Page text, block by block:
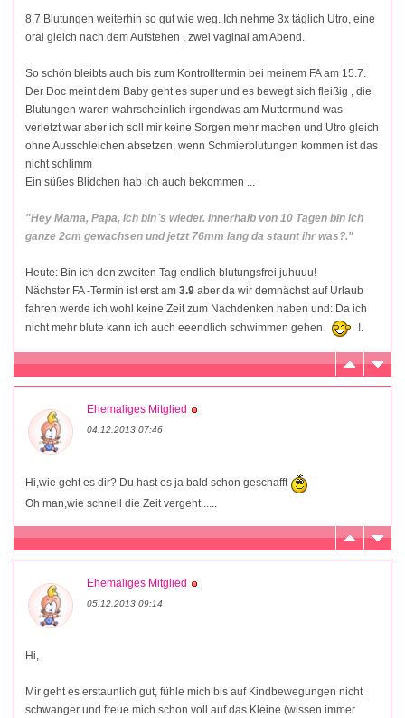
8.7 Blutungen weiterhin so gut wie weg. Ich nehme 3x täglich Utro, eine
oral gleich nach dem Aufstehen , zwei vaginal am Abend.
So schön bleibts auch bis zum Kontrolltermin bei meinem FA am 15.7.
Der Doc meint dem Baby geht es super und es bewegt sich fleißig , die
Blutungen waren wahrscheinlich irgendwas am Muttermund was
verletzt war aber ich soll mir keine Sorgen mehr machen und Utro gleich
ohne Ausschleichen absetzen, wenn Schmierblutungen kommen ist das
nicht schlimm
Ein süßes Blidchen hab ich auch bekommen ...
"Hey Mama, Papa, ich bin´s wieder. Innerhalb von 10 Tagen bin ich
ganze 2cm gewachsen und jetzt 76mm lang da staunt ihr was?."
Heute: Bin ich den zweiten Tag endlich blutungsfrei juhuuu!
Nächster FA -Termin ist erst am 3.9 aber da wir demnächst auf Urlaub
fahren werde ich wohl keine Zeit zum Nachdenken haben und: Da ich
nicht mehr blute kann ich auch eeendlich schwimmen gehen
!.
Ehemaliges Mitglied
04.12.2013 07:46
Hi,wie geht es dir? Du hast es ja bald schon geschafft
Oh man,wie schnell die Zeit vergeht......
Ehemaliges Mitglied
05.12.2013 09:14
Hi,
Mir geht es erstaunlich gut, fühle mich bis auf Kindbewegungen nicht
schwanger und freue mich schon voll auf das Kleine (wissen immer